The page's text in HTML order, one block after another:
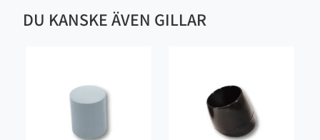
DU KANSKE ÄVEN GILLAR